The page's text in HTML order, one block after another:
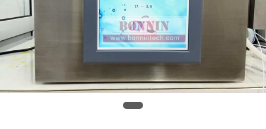
PRIVACY
POLICY